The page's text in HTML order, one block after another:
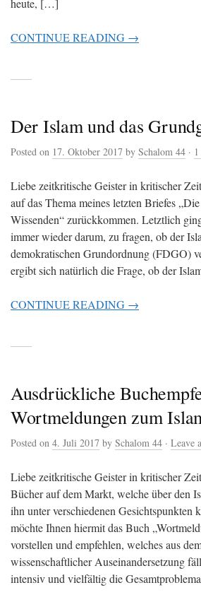
heute, […]
CONTINUE READING →
Der Islam und das
Posted on 17. Oktober 2017 by Schalom 44 ·
Liebe zeitkritische Geister in kritischer
auf das Thema meines letzten Briefes
Wissenden“ zurückkommen. Letztlich
immer wieder darum, zu fragen, ob der
demokratischen Grundordnung (FDGO)
ergibt sich natürlich die Frage, ob der
CONTINUE READING →
Ausdrückliche
Wortmeldungen zum
Posted on 4. Juli 2017 by Schalom 44 · Leave
Liebe zeitkritische Geister in kritischer
Bücher auf dem Markt, welche über den
ihn unter verschiedenen Gesichtspunkten
möchte Ihnen hiermit das Buch
vorstellen und empfehlen, welches aus
wissenschaftlicher Auseinandersetzung
intensiv und vielfältig die